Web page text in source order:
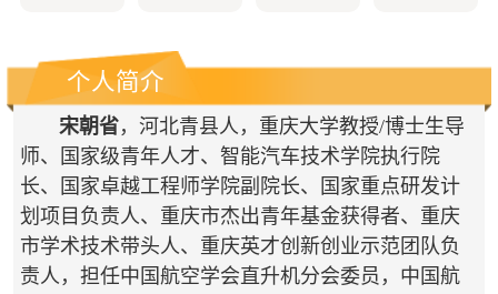
个人简介
宋朝省，河 北青县人， 重庆大学教授/博士生导
师、国家级青年人才、智能汽车技术学院执行院
长、国家卓越工程师学院副院长、国家重点研发计
划项目负责人、重庆市杰出青年基金获得者、重庆
市学术技术带头人、重庆英才创新创业示范团队负
责人，担任中国航空学会直升机分会委员，中国航